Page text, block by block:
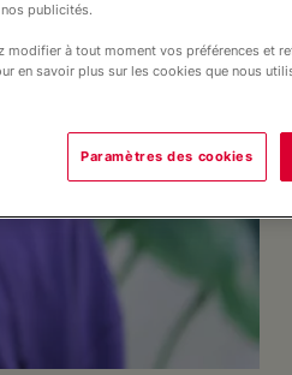
publicités.
modifier à tout moment vos préférences et
en savoir plus sur les cookies que nous
Paramètres des cookies